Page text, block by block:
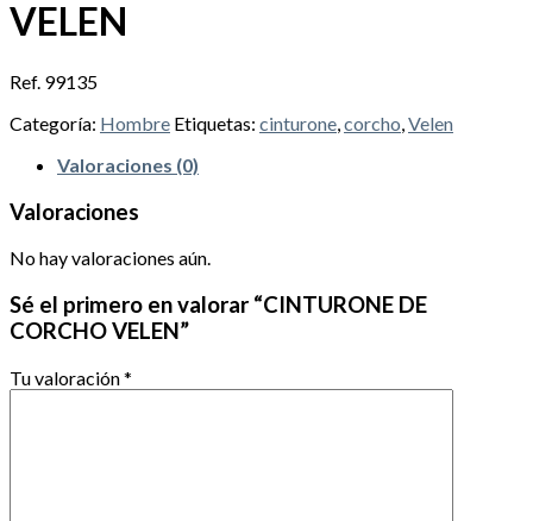
VELEN
Ref. 99135
Categoría: Hombre Etiquetas: cinturone,corcho,Velen
Valoraciones (0)
Valoraciones
No hay valoraciones aún.
Sé el primero en valorar “CINTURONE DE
CORCHO VELEN”
Tu valoración*